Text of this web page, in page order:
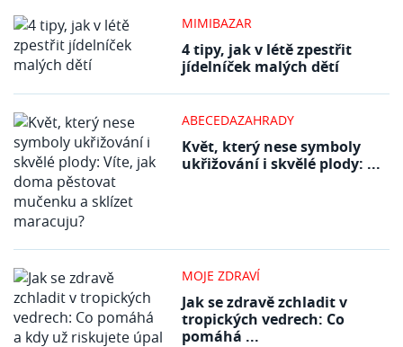
MIMIBAZAR
4 tipy, jak v létě zpestřit
jídelníček malých dětí
ABECEDAZAHRADY
Květ, který nese symboly
ukřižování i skvělé plody: ...
MOJE ZDRAVÍ
Jak se zdravě zchladit v
tropických vedrech: Co
pomáhá ...